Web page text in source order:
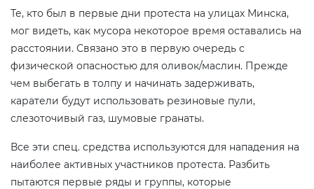
Те, кто был в первые дни протеста на улицах Минска,
мог видеть, как мусора некоторое время оставались на
расстоянии. Связано это в первую очередь с
физической опасностью для оливок/маслин. Прежде
чем выбегать в толпу и начинать задерживать,
каратели будут использовать резиновые пули,
слезоточивый газ, шумовые гранаты.
Все эти спец. средства используются для нападения на
наиболее активных участников протеста. Разбить
пытаются первые ряды и группы, которые